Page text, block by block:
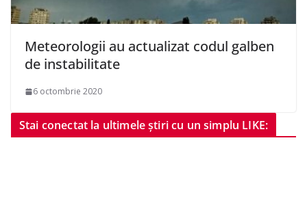
Meteorologii au actualizat codul galben
de instabilitate
6 octombrie 2020
Stai conectat la ultimele știri cu un simplu LIKE: